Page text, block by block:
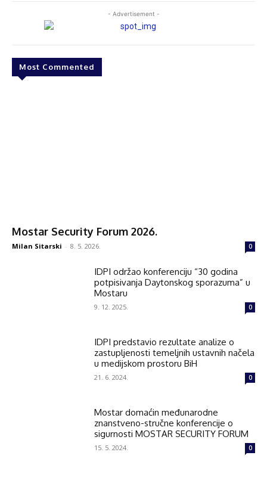
- Advertisement -
Most Commented
Mostar Security Forum 2026.
Milan Sitarski - 8. 5. 2026. 0
IDPI održao konferenciju “30 godina
potpisivanja Daytonskog sporazuma” u
Mostaru
9. 12. 2025. 0
IDPI predstavio rezultate analize o
zastupljenosti temeljnih ustavnih načela
u medijskom prostoru BiH
21. 6. 2024. 0
Mostar domaćin međunarodne
znanstveno-stručne konferencije o
sigurnosti MOSTAR SECURITY FORUM
15. 5. 2024. 0